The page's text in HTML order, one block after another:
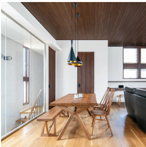
テクノロジー（住まいの性能）
建築事例・建築実例
デザイナーズギャラリー
インテリア
住まいづくりガイド
買う
賃貸住宅
賃貸併用住宅
店舗・各種施設
土地活用モデルルーム見学
土地活用実例
法人のお客さま
戸建て・マンション
ミサワリフォームとは
リフォームの流れ
リフォームメニュー
リフォーム事例
事業用
まちづくり
複合開発・投資開発
複合開発事業（ASMACI-アスマチ-）
再開発・官民連携事業
分譲マンション開発事業
オーナーサポート
サポートメニュー
住まいるりんぐ（ロングサポート）
保証制度
企業・
企業・IR
ニュース
展示 場・イベント情報
カタログ請求